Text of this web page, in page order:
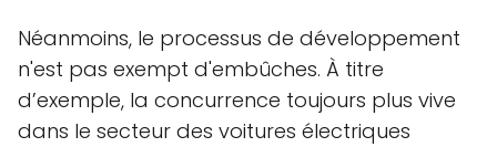
Néanmoins, le processus de développement
n'est pas exempt d'embûches. À titre
d’exemple, la concurrence toujours plus vive
dans le secteur des voitures électriques